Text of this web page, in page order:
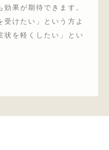
果が期待できます。
受けたい」という方よ
状を軽くしたい」とい